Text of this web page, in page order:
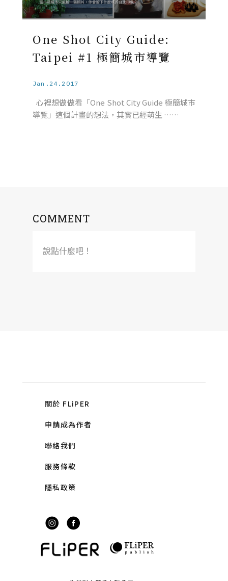
One Shot City Guide:
Taipei #1 極簡城市導覽
Jan.24.2017
心裡想做做看「One Shot City Guide 極簡城市
導覽」這個計畫的想法，其實已經萌生 ……
COMMENT
說點什麼吧！
關於 FLiPER
申請成為作者
聯絡我們
服務條款
隱私政策